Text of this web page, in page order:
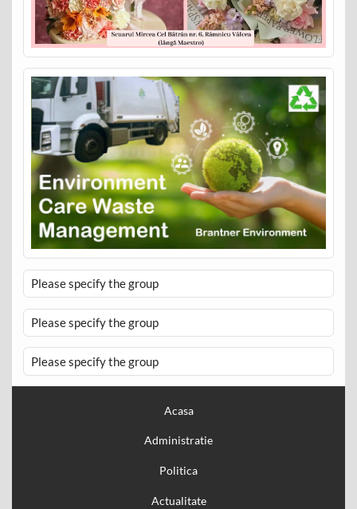
Please specify the group
Please specify the group
Please specify the group
Acasa
Administratie
Politica
Actualitate